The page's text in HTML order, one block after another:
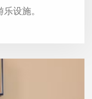
设施。